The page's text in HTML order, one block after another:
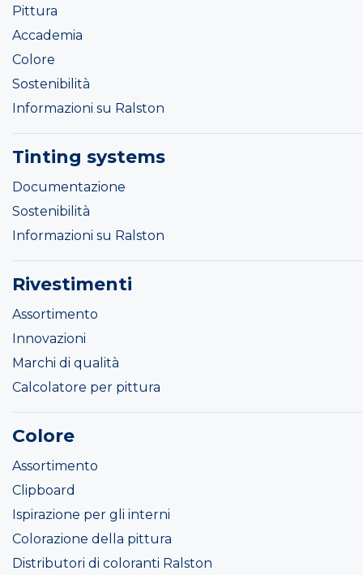
Pittura
Accademia
Colore
Sostenibilità
Informazioni su Ralston
Tinting systems
Documentazione
Sostenibilità
Informazioni su Ralston
Rivestimenti
Assortimento
Innovazioni
Marchi di qualità
Calcolatore per pittura
Colore
Assortimento
Clipboard
Ispirazione per gli interni
Colorazione della pittura
Distributori di coloranti Ralston